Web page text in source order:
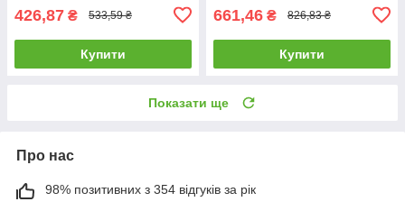
426,87 ₴ 533,59 ₴
Купити
661,46 ₴ 826,83 ₴
Купити
Показати ще
Про нас
98% позитивних з 354 відгуків за рік